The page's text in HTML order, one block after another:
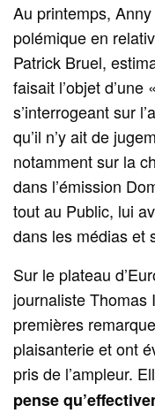
Au printemps,
polémique en
Patrick Bruel,
faisait l’objet
s’interrogeant sur
qu’il n’y ait de
notamment sur la
dans l’émission
tout au Public, lui
dans les médias et
Sur le plateau
journaliste Thomas
premières
plaisanterie et ont
pris de l’ampleur.
pense